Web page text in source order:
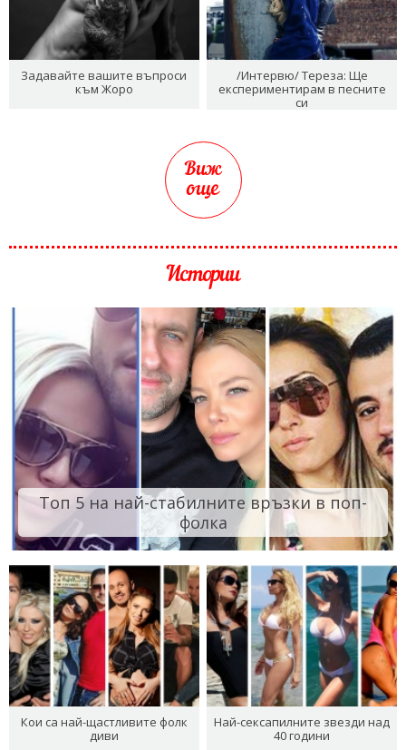
Задавайте вашите въпроси
към Жоро
/Интервю/ Тереза: Ще
експериментирам в песните
си
Виж
още
Истории
Топ 5 на най-стабилните връзки в поп-
фолка
Кои са най-щастливите фолк
диви
Най-сексапилните звезди над
40 години